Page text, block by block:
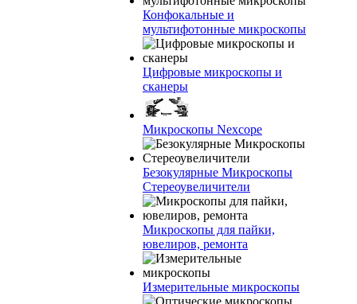
Конфокальные и
мультифотонные микроскопы
Цифровые микроскопы и
сканеры
Микроскопы Nexcope
Безокулярные Микроскопы
Стереоувеличители
Микроскопы для пайки,
ювелиров, ремонта
Измерительные микроскопы